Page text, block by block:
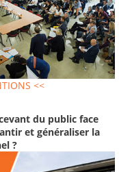
<<
du public face
et généraliser la
?